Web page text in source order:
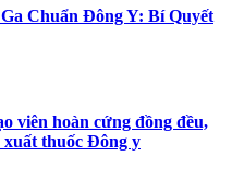
Chuẩn Đông Y: Bí Quyết
viên hoàn cứng đồng đều,
xuất thuốc Đông y